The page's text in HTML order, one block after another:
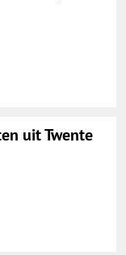
uit Twente